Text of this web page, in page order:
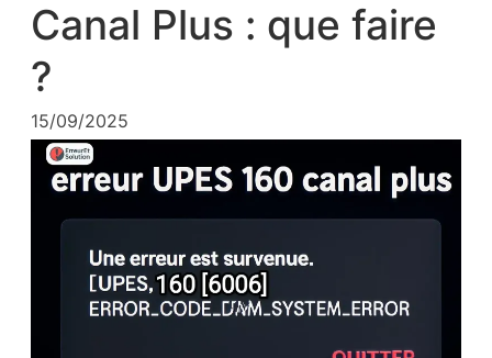
Canal Plus : que faire
?
15/09/2025